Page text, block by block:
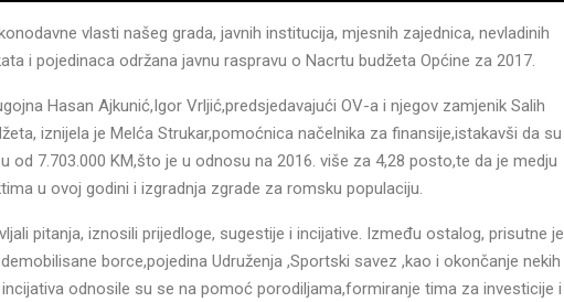
vlasti našeg grada, javnih institucija, mjesnih zajednica, nevladinih
i pojedinaca održana javnu raspravu o Nacrtu budžeta Općine za 2017.
Hasan Ajkunić,Igor Vrljić,predsjedavajući OV-a i njegov zamjenik Salih
iznijela je Melća Strukar,pomoćnica načelnika za finansije,istakavši da su
7.703.000 KM,što je u odnosu na 2016. više za 4,28 posto,te da je medju
u ovoj godini i izgradnja zgrade za romsku populaciju.
pitanja, iznosili prijedloge, sugestije i incijative. Između ostalog, prisutne je
borce,pojedina Udruženja ,Sportski savez ,kao i okončanje nekih
odnosile su se na pomoć porodiljama,formiranje tima za investicije i